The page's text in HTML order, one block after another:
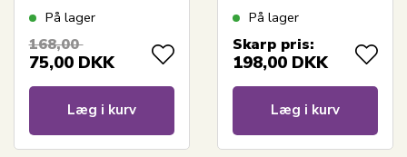
140x200 cm -
våbenskjold - Hvid og
På lager
168,00
75,00 DKK
Læg i kurv
140x200 cm -
våbenskjold - Lyserød
På lager
Skarp pris:
198,00 DKK
Læg i kurv